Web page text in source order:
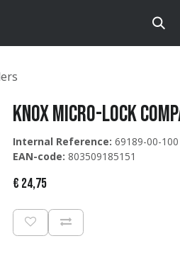
KNOX Micro-lock
Internal Reference: 69189-00-100
EAN-code: 803509185151
€ 24,75